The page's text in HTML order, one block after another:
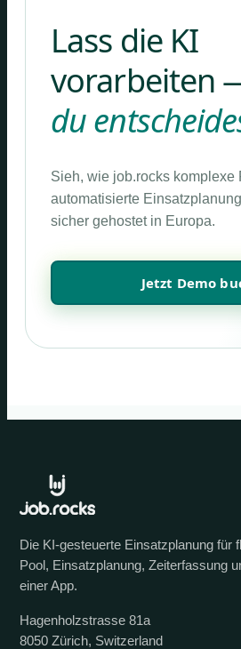
Lass die KI
vorarbeiten
du
Sieh, wie job.rocks komplexe
automatisierte
sicher gehostet in Europa.
Jetzt Demo
Die KI-gesteuerte Einsatzplanung für
Pool, Einsatzplanung, Zeiterfassung
einer App.
Hagenholzstrasse 81a
8050 Zürich, Switzerland